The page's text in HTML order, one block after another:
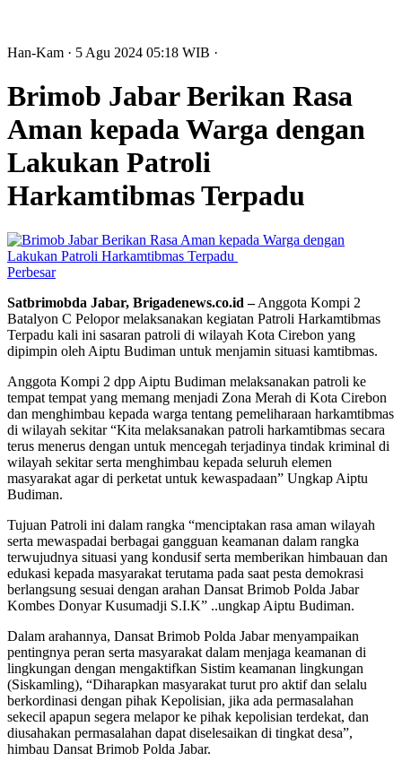
Han-Kam · 5 Agu 2024 05:18 WIB ·
Brimob Jabar Berikan Rasa
Aman kepada Warga dengan
Lakukan Patroli
Harkamtibmas Terpadu
Perbesar
Satbrimobda Jabar, Brigadenews.co.id –Anggota Kompi 2
Batalyon C Pelopor melaksanakan kegiatan Patroli Harkamtibmas
Terpadu kali ini sasaran patroli di wilayah Kota Cirebon yang
dipimpin oleh Aiptu Budiman untuk menjamin situasi kamtibmas.
Anggota Kompi 2 dpp Aiptu Budiman melaksanakan patroli ke
tempat tempat yang memang menjadi Zona Merah di Kota Cirebon
dan menghimbau kepada warga tentang pemeliharaan harkamtibmas
di wilayah sekitar “Kita melaksanakan patroli harkamtibmas secara
terus menerus dengan untuk mencegah terjadinya tindak kriminal di
wilayah sekitar serta menghimbau kepada seluruh elemen
masyarakat agar di perketat untuk kewaspadaan” Ungkap Aiptu
Budiman.
Tujuan Patroli ini dalam rangka “menciptakan rasa aman wilayah
serta mewaspadai berbagai gangguan keamanan dalam rangka
terwujudnya situasi yang kondusif serta memberikan himbauan dan
edukasi kepada masyarakat terutama pada saat pesta demokrasi
berlangsung sesuai dengan arahan Dansat Brimob Polda Jabar
Kombes Donyar Kusumadji S.I.K” ..ungkap Aiptu Budiman.
Dalam arahannya, Dansat Brimob Polda Jabar menyampaikan
pentingnya peran serta masyarakat dalam menjaga keamanan di
lingkungan dengan mengaktifkan Sistim keamanan lingkungan
(Siskamling), “Diharapkan masyarakat turut pro aktif dan selalu
berkordinasi dengan pihak Kepolisian, jika ada permasalahan
sekecil apapun segera melapor ke pihak kepolisian terdekat, dan
diusahakan permasalahan dapat diselesaikan di tingkat desa”,
himbau Dansat Brimob Polda Jabar.